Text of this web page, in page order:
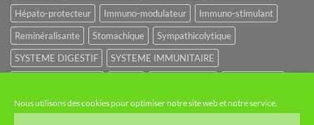
Nous utilisons des cookies pour optimiser notre site web et notre service.
Hépato-protecteur
Immuno-modulateur
Immuno-stimulant
Reminéralisante
Stomachique
Sympathicolytique
SYSTEME DIGESTIF
SYSTEME IMMUNITAIRE